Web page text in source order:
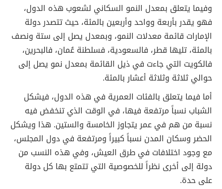
وفيما يتعلق بمعدل النمو السكاني لشعوب هذه الدول،
فهو يقدر بأربعة وواحد وأربعين بالمئة، حيث تتصدر دولة
الإمارات قائمة معدلات النمو، وبمعدل يصل إلى ستة ونصف
بالمئة، تليها قطر، فالسعودية، فسلطنة عُمان، فالبحرين،
فالكويت التي جاءت في ذيل القائمة بمعدل نمو يصل إلى
حوالي ثلاثة وثلاثة أعشار بالمئة.
أما فيما يتعلق بالفئات العمرية في هذه الدول، فيشكل
الشباب نسباً مرتفعة فيها، في الوقت الذي تنخفض فيه
نسبة من هم في عمر يتجاوز الخامسة والستين. هذا ويشكل
الحضر وسكان المدن نسباً كبيراً ومرتفعة في دول المجلس،
مع وجود اختلافات في طرق العيش، وفي هذه النسب من
دولة إلى أخرى نظراً للخصوصية التي تتمتع بها كل دولة
على حدة.